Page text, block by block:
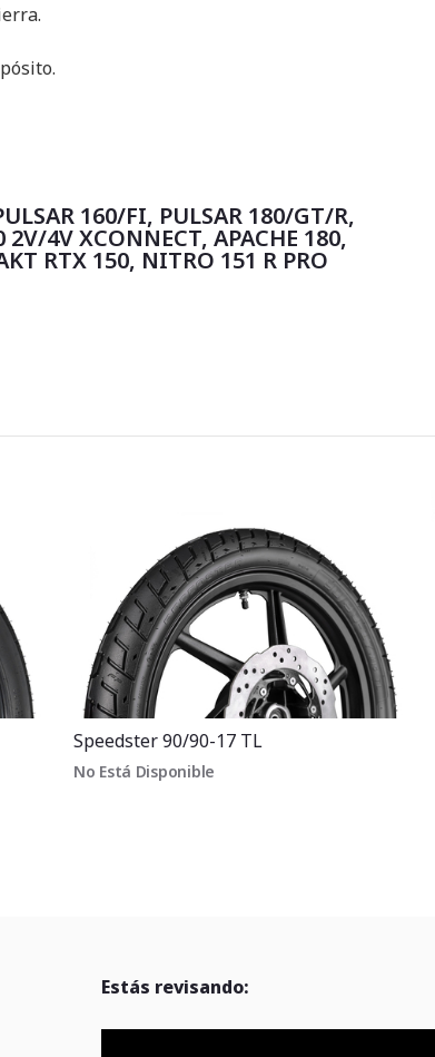
160/FI, PULSAR 180/GT/R,
2V/4V XCONNECT, APACHE 180,
RTX 150, NITRO 151 R PRO
Speedster 90/90-17 TL
No Está Disponible
Estás revisando: